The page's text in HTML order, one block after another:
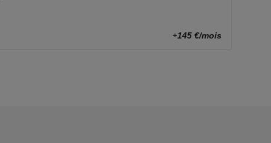
+145 €/mois